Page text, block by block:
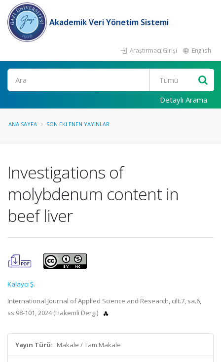
Akademik Veri Yönetim Sistemi
Araştırmacı Girişi English
Ara
Detaylı Arama
ANA SAYFA SON EKLENEN YAYINLAR
Investigations of
molybdenum content in
beef liver
Kalaycı Ş.
International Journal of Applied Science and Research, cilt.7, sa.6,
ss.98-101, 2024 (Hakemli Dergi)
Yayın Türü: Makale / Tam Makale